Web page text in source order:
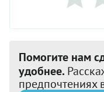
Помогите нам
удобнее.
предпочтениях